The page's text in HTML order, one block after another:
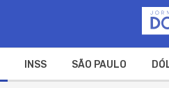
INSS SÃO PAULO